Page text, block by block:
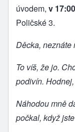
úvodem, v
Poličské 3.
Děcka, neznáte
To víš, že jo.
podivín.
Náhodou mně
počkal, když